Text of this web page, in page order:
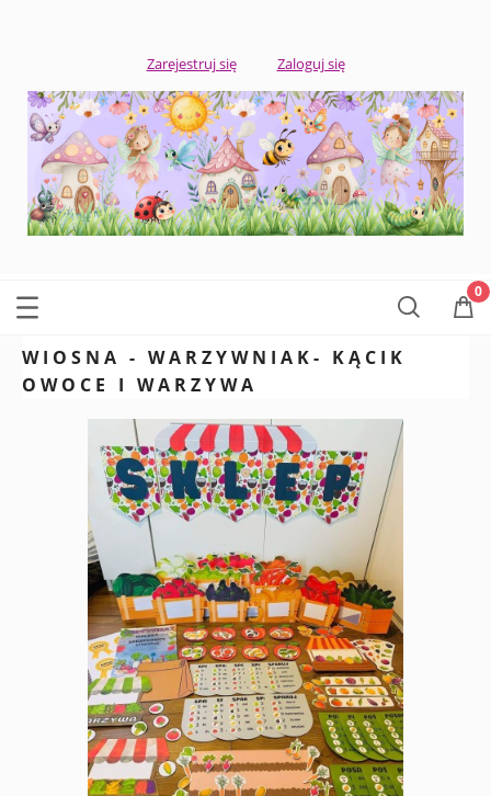
Zarejestruj się Zaloguj się
WIOSNA - WARZYWNIAK- KĄCIK
OWOCE I WARZYWA